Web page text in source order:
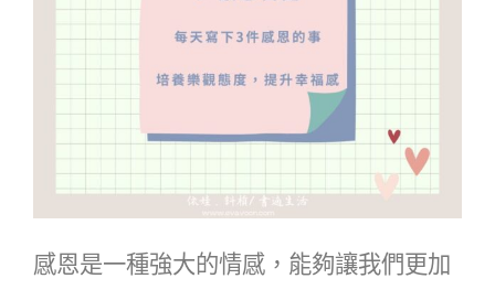
感恩是一種強大的情感，能夠讓我們更加